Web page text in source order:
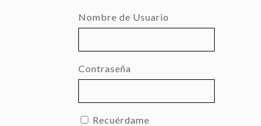
Nombre de Usuario
Contraseña
Recuérdame